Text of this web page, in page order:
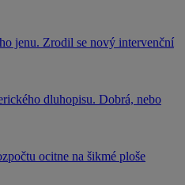
jenu. Zrodil se nový intervenční
dluhopisu. Dobrá, nebo
ocitne na šikmé ploše